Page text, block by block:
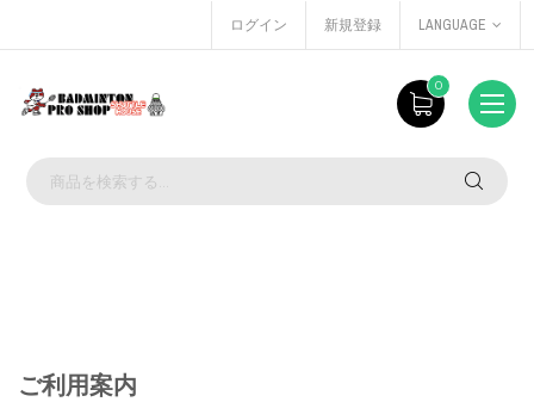
ログイン 新規登録 LANGUAGE
0
ご利用案内